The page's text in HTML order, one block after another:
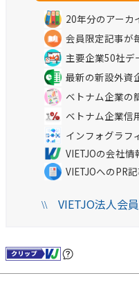
20年分のアーカ
会員限定記事が
主要企業50社デ
最新の新設外資
ベトナム企業の
ベトナム企業信
インフォグラフ
VIETJOの会社
VIETJOへのPR
\\VIETJO法人会